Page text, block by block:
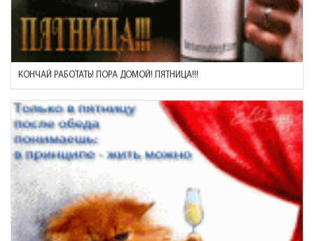
КОНЧАЙ РАБОТАТЬ! ПОРА ДОМОЙ! ПЯТНИЦА!!!